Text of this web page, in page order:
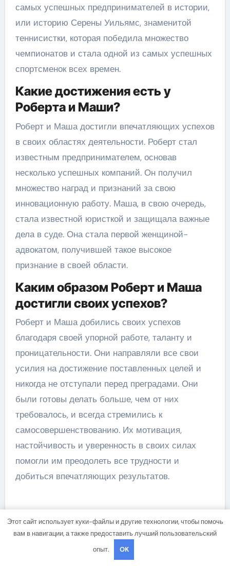
самых успешных предпринимателей в истории,
или историю Серены Уильямс, знаменитой
теннисистки, которая победила множество
чемпионатов и стала одной из самых успешных
спортсменок всех времен.
Какие достижения есть у
Роберта и Маши?
Роберт и Маша достигли впечатляющих успехов
в своих областях деятельности. Роберт стал
известным предпринимателем, основав
несколько успешных компаний. Он получил
множество наград и признаний за свою
инновационную работу. Маша, в свою очередь,
стала известной юристкой и защищала важные
дела в суде. Она стала первой женщиной-
адвокатом, получившей такое высокое
признание в своей области.
Каким образом Роберт и Маша
достигли своих успехов?
Роберт и Маша добились своих успехов
благодаря своей упорной работе, таланту и
проницательности. Они направляли все свои
усилия на достижение поставленных целей и
никогда не отступали перед преградами. Они
были готовы делать больше, чем от них
требовалось, и всегда стремились к
самосовершенствованию. Их мотивация,
настойчивость и уверенность в своих силах
помогли им преодолеть все трудности и
добиться впечатляющих результатов.
Этот сайт использует куки-файлы и другие технологии, чтобы помочь
вам в навигации, а также предоставить лучший пользовательский
опыт.
OK